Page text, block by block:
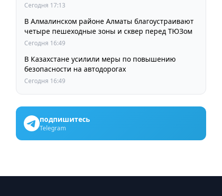
Сегодня 17:13
В Алмалинском районе Алматы благоустраивают
четыре пешеходные зоны и сквер перед ТЮЗом
Сегодня 16:49
В Казахстане усилили меры по повышению
безопасности на автодорогах
Сегодня 16:49
подпишитесь
Telegram